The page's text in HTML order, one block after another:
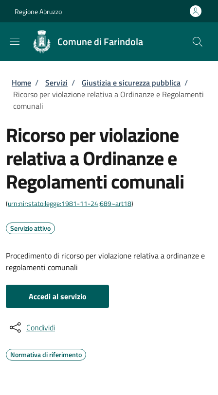
Regione Abruzzo
Comune di Farindola
Briciole di pane
Home / Servizi / Giustizia e sicurezza pubblica /
Ricorso per violazione relativa a Ordinanze e Regolamenti
comunali
Ricorso per violazione
relativa a Ordinanze e
Regolamenti comunali
(urn:nir:stato:legge:1981-11-24;689~art18)
Servizio attivo
Procedimento di ricorso per violazione relativa a ordinanze e
regolamenti comunali
Accedi al servizio
Condividi
Normativa di riferimento